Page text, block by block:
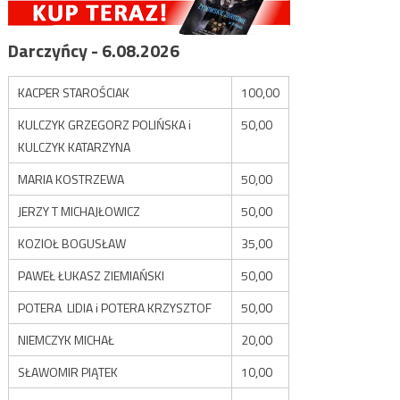
Darczyńcy - 6.08.2026
KACPER STAROŚCIAK
100,00
KULCZYK GRZEGORZ POLIŃSKA i
KULCZYK KATARZYNA
50,00
MARIA KOSTRZEWA
50,00
JERZY T MICHAJŁOWICZ
50,00
KOZIOŁ BOGUSŁAW
35,00
PAWEŁ ŁUKASZ ZIEMIAŃSKI
50,00
POTERA LIDIA i POTERA KRZYSZTOF
50,00
NIEMCZYK MICHAŁ
20,00
SŁAWOMIR PIĄTEK
10,00